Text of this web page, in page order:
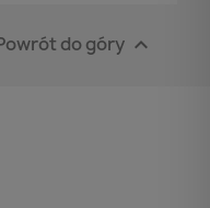
do góry 